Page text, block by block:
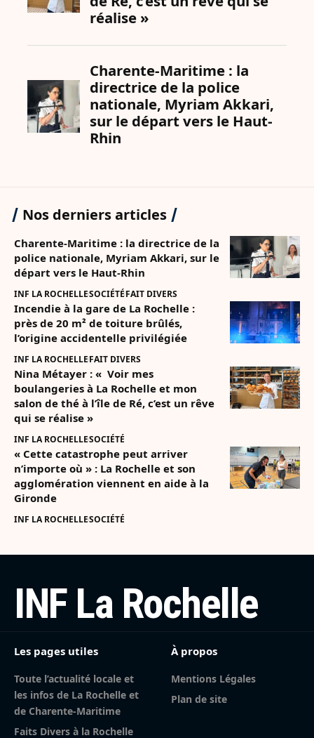
Nos derniers articles
Charente-Maritime : la directrice de la
police nationale, Myriam Akkari, sur le
départ vers le Haut-Rhin
INF LA ROCHELLESOCIÉTÉFAIT DIVERS
Incendie à la gare de La Rochelle :
près de 20 m² de toiture brûlés,
l’origine accidentelle privilégiée
INF LA ROCHELLEFAIT DIVERS
Nina Métayer : « Voir mes
boulangeries à La Rochelle et mon
salon de thé à l’île de Ré, c’est un rêve
qui se réalise »
INF LA ROCHELLESOCIÉTÉ
« Cette catastrophe peut arriver
n’importe où » : La Rochelle et son
agglomération viennent en aide à la
Gironde
INF LA ROCHELLESOCIÉTÉ
INF La Rochelle
Les pages utiles
Toute l’actualité locale et
les infos de La Rochelle et
de Charente-Maritime
Faits Divers à la Rochelle
À propos
Mentions Légales
Plan de site